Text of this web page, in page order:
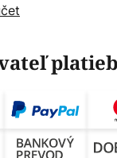
platieb